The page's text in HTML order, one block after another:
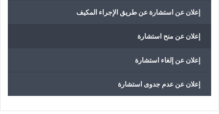
إعلان عن استشارة عن طريق الإجراء المكيف
إعلان عن منح استشارة
إعلان عن إلغاء استشارة
إعلان عن عدم جدوى استشارة